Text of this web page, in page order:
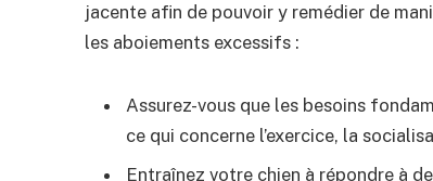
jacente afin de pouvoir y remédier de
les aboiements excessifs :
Assurez-vous que les besoins
ce qui concerne l’exercice, la
Entraînez votre chien à répondre à